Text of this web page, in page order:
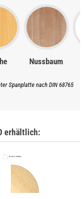
Nussbaum
Spanplatte nach DIN 68765
erhältlich: